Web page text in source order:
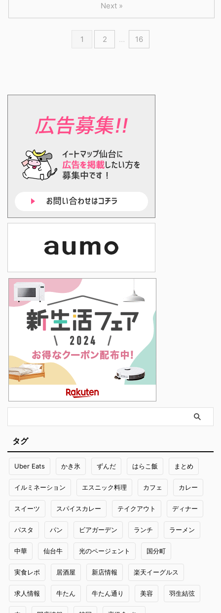
1 2 … 16
Next »
タグ
Uber Eats かき氷 ずんだ はらこ飯 まとめ
イルミネーション エスニック料理 カフェ カレー
スイーツ スパイスカレー テイクアウト ディナー
パスタ パン ビアガーデン ランチ ラーメン
中華 仙台牛 光のページェント 国分町
実食レポ 居酒屋 新店情報 楽天イーグルス
求人情報 牛たん 牛たん通り 美容 羽生結弦